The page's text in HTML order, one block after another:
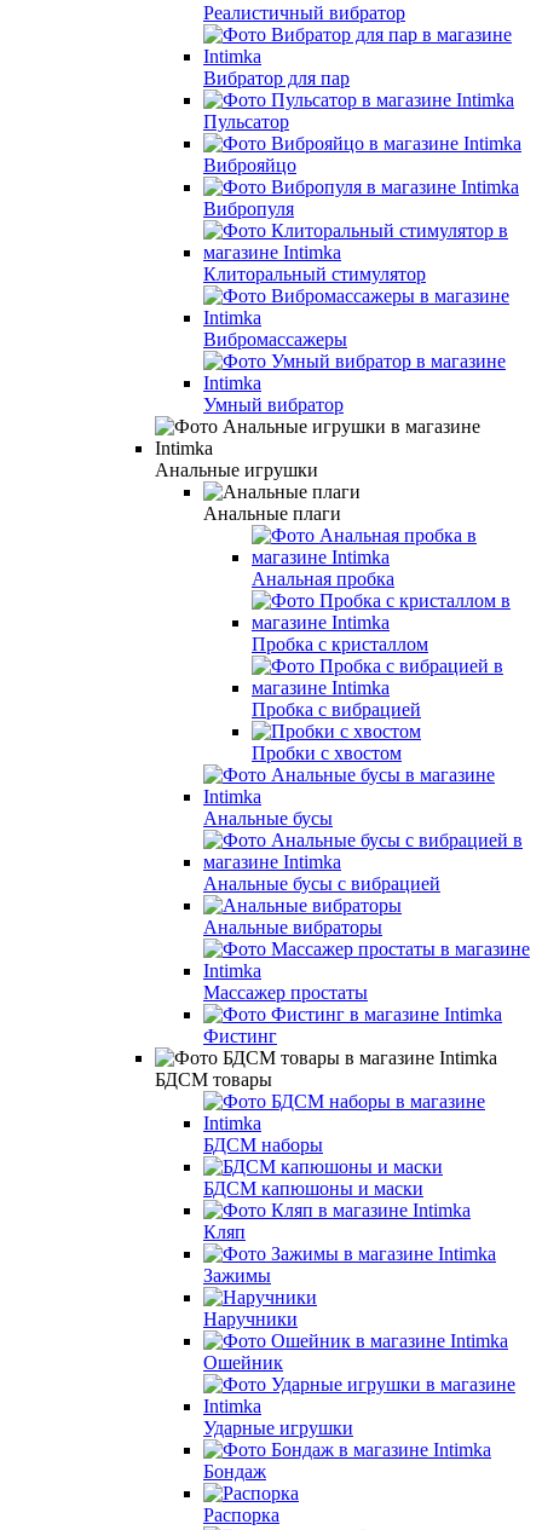
Реалистичный вибратор
Вибратор для пар
Пульсатор
Виброяйцо
Вибропуля
Клиторальный cтимулятор
Вибромассажеры
Умный вибратор
Анальные игрушки
Анальные плаги
Анальная пробка
Пробка с кристаллом
Пробка с вибрацией
Пробки с хвостом
Анальные бусы
Анальные бусы с вибрацией
Анальные вибраторы
Массажер простаты
Фистинг
БДСМ товары
БДСМ наборы
БДСМ капюшоны и маски
Кляп
Зажимы
Наручники
Ошейник
Ударные игрушки
Бондаж
Распорка